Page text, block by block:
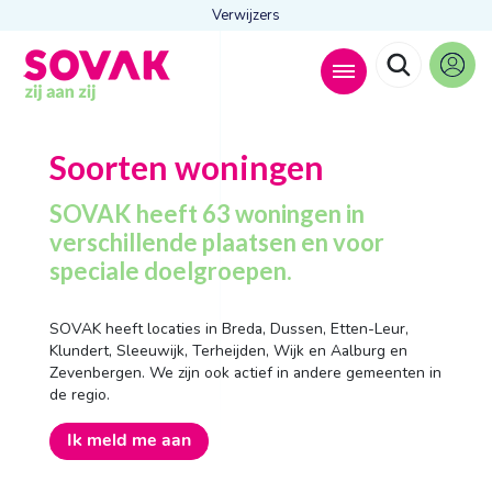
Verwijzers
Anderen zochten ook
Wonen
Dagbesteding
Behandelingen
Contact
Soorten woningen
SOVAK heeft 63 woningen in
verschillende plaatsen en voor
speciale doelgroepen.
SOVAK heeft locaties in Breda, Dussen, Etten-Leur,
Klundert, Sleeuwijk, Terheijden, Wijk en Aalburg en
Zevenbergen. We zijn ook actief in andere gemeenten in
de regio.
Ik meld me aan